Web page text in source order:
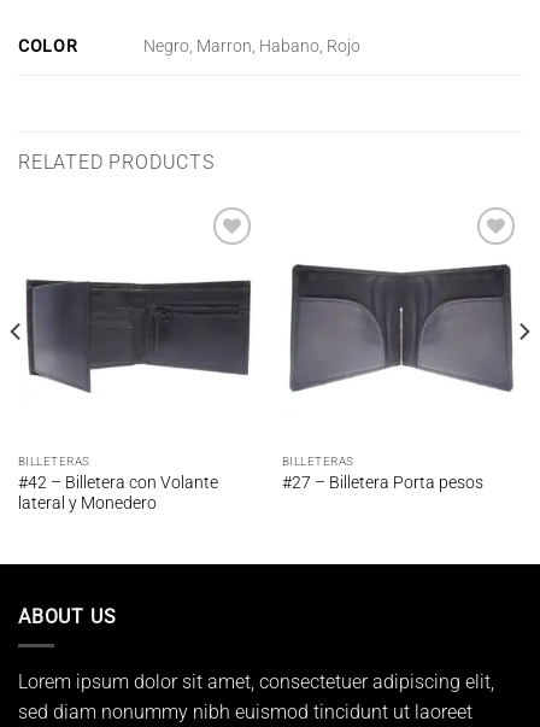
COLOR Negro, Marron, Habano, Rojo
RELATED PRODUCTS
a la
deseos
BILLETERAS
#42 – Billetera con Volante
lateral y Monedero
Añadir
lista de
BILLETERAS
#27 – Billetera Porta pesos
ABOUT US
Lorem ipsum dolor sit amet, consectetuer adipiscing elit,
sed diam nonummy nibh euismod tincidunt ut laoreet